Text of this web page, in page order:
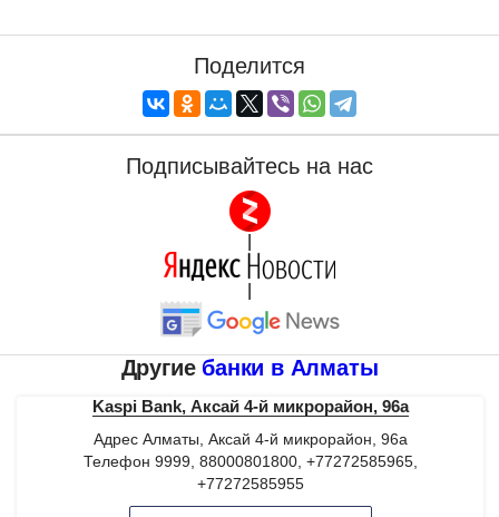
Поделится
Подписывайтесь на нас
Другие банки в Алматы
Kaspi Bank, Аксай 4-й микрорайон, 96а
Адрес Алматы, Аксай 4-й микрорайон, 96а
Телефон 9999, 88000801800, +77272585965,
+77272585955